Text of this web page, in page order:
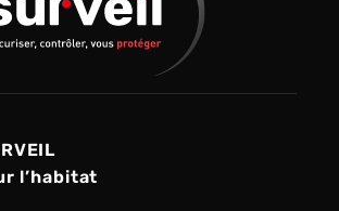
l’habitat